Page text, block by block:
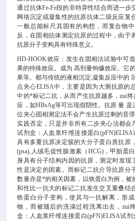
通过抗体Fe-Fe段的非特异性结合而进一
网络沉淀或凝集性的抗原抗体二级反应复
一般总能标尺其固有的构想，而复合物
反，在固相抗体测定抗原的过程中，由于
抗原分子变构具有特殊意义。
HD-HOOK效应：发生在固相法试验中可
果的特殊效应。成为 高剂量钩镰效应。它
果等。都与传统的液相沉淀,凝集反应中的
点夹心ELISA中，主要是因为大测抗原的
中的*标记二抗，从而产生抗原越多，zui
应，如HBsAg等可出现假阴性。抗原 量
位夹心固相测定法不会产生抗原过剩的音
实践否定，只是并非所有二步夹心法都会
试剂盒：人血浆纤维连接蛋白
具有多重抗原决定簇的大分子蛋白质抗原
(psa),人绒毛促性腺激素（HCG)，甲胎蛋
身具有分子结构内因的抗原，测定时发现
性是决定的因素。而标记二抗介导抗原分
数量亦是*的相关因素，以铁蛋白为例，被
和性比一抗大的标记二抗发生交叉重叠结
铁蛋白分子变构，使其与一抗解离，形
物，而被随后的洗涤过程洗离出去，zui
盒：人血浆纤维连接蛋白(pFN)ELISA试